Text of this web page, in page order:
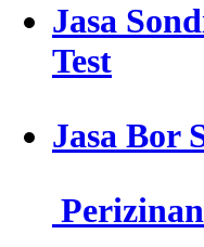
Jasa
Test
Jasa Bor